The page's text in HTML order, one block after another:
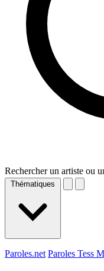
Rechercher un artiste ou
Thématiques
Paroles.net Paroles Tess